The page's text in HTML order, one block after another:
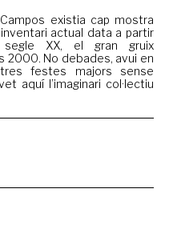
existia cap mostra
actual data a partir
XX, el gran gruix
2000. No debades, avui en
festes majors sense
aquí l’imaginari col·lectiu